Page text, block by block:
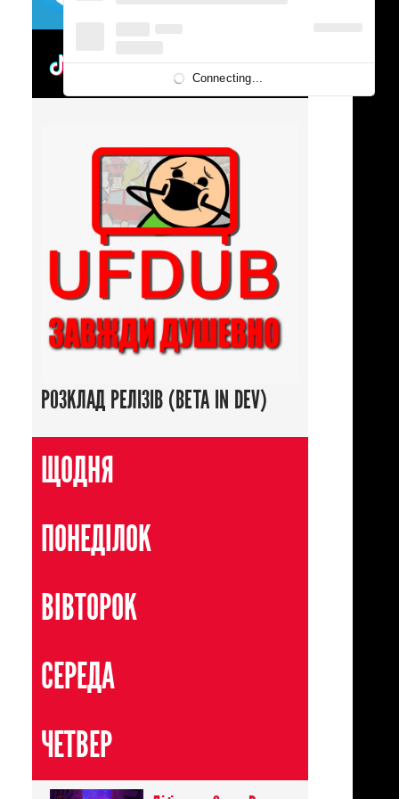
UFDUBTOK
РОЗКЛАД РЕЛІЗІВ (BETA IN DEV)
ЩОДНЯ
ПОНЕДІЛОК
ВІВТОРОК
СЕРЕДА
ЧЕТВЕР
Connecting...